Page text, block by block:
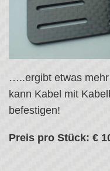
…..ergibt etwas
kann Kabel mit
befestigen!
Preis pro Stück: €